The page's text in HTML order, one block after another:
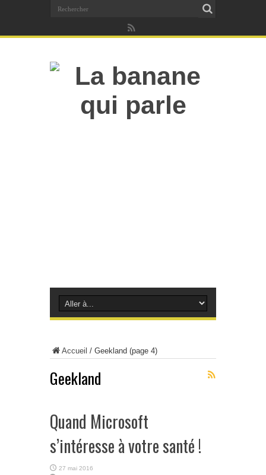
Accueil / Geekland (page 4)
Geekland
Quand Microsoft
s’intéresse à votre santé !
27 mai 2016